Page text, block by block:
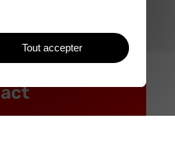
DEPUIS 1920.
Tout accepter